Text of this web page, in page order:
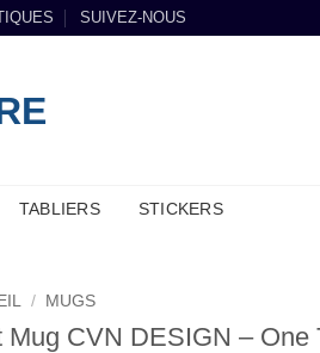
SUIVEZ-NOUS
TABLIERS STICKERS
/ MUGS
Mug CVN DESIGN – One